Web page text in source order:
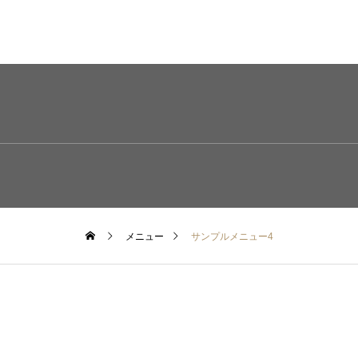
メニュー サンプルメニュー4